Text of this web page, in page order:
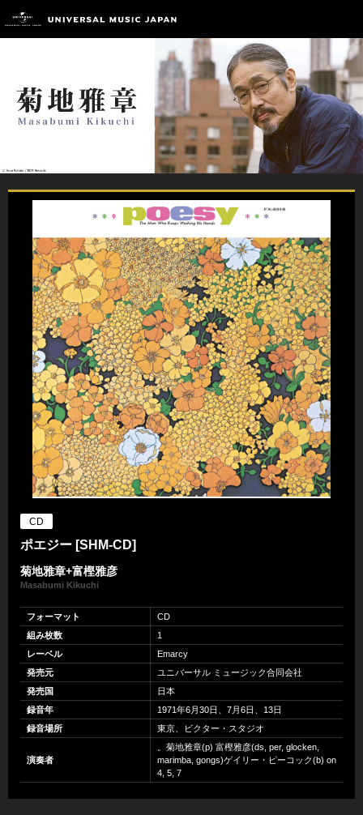
CD
ポエジー [SHM-CD]
菊地雅章+富樫雅彦
Masabumi Kikuchi
フォーマット
CD
組み枚数
1
レーベル
Emarcy
発売元
ユニバーサル ミュージック合同会社
発売国
日本
録音年
1971年6月30日、7月6日、13日
録音場所
東京、ビクター・スタジオ
演奏者
。菊地雅章(p) 富樫雅彦(ds, per, glocken,
marimba, gongs)ゲイリー・ピーコック(b) on
4, 5, 7